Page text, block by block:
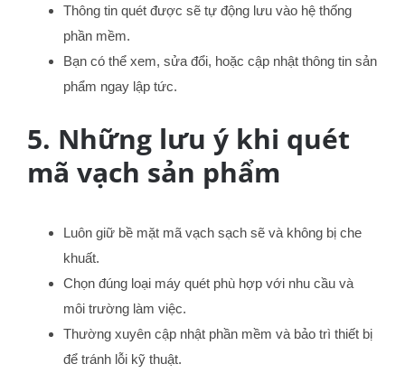
Thông tin quét được sẽ tự động lưu vào hệ thống
phần mềm.
Bạn có thể xem, sửa đổi, hoặc cập nhật thông tin sản
phẩm ngay lập tức.
5. Những lưu ý khi quét
mã vạch sản phẩm
Luôn giữ bề mặt mã vạch sạch sẽ và không bị che
khuất.
Chọn đúng loại máy quét phù hợp với nhu cầu và
môi trường làm việc.
Thường xuyên cập nhật phần mềm và bảo trì thiết bị
để tránh lỗi kỹ thuật.